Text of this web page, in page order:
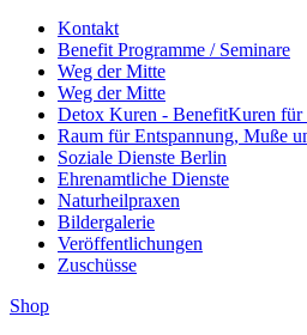
Kontakt
Benefit Programme / Seminare
Weg der Mitte
Weg der Mitte
Detox Kuren - BenefitKuren für
Raum für Entspannung, Muße
Soziale Dienste Berlin
Ehrenamtliche Dienste
Naturheilpraxen
Bildergalerie
Veröffentlichungen
Zuschüsse
Shop